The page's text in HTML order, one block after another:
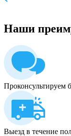
Наши
Проконсультируем
Выезд в течение